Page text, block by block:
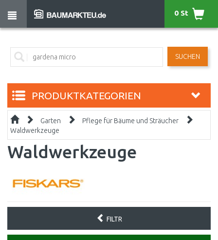
SUCHEN
0 St
PRODUKTKATEGORIEN
Garten
Pflege für Bäume und Sträucher
Waldwerkzeuge
Waldwerkzeuge
FILTR